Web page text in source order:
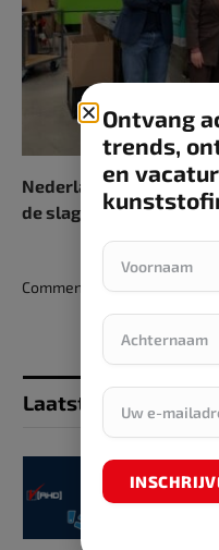
Nederlandse rubber-
de slag met
Comments are closed.
Laatst toegevoegd
SKZ
op het
Ontvang
trends,
en